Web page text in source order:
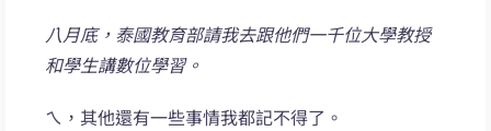
八月底，泰國教育部請我去跟他們一千位大學教授
和學生講數位學習。
ㄟ，其他還有一些事情我都記不得了。